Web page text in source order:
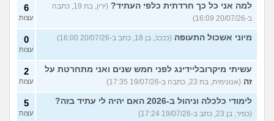
למה אני כל כך חרדתית כלפי העתיד?
(ירין, בת 19, כתבה
ב-20/07/26 16:09)
6
עצות
מיוני אשכול התעופה (ככככ, בן 18, כתב ב-20/07/26 16:00) 0
עצות
עשיתי מיקרובליידינג לפני חמש שנים ואני מתחרטת על
זה (אנונימית, בת 23, כתבה ב-19/07/26 17:35)
2
עצות
לימודי כלכלה וניהול ב-2026 האם יהיה לי עתיד בזה?
(כפיר, בן 23, כתב ב-19/07/26 17:24)
5
עצות